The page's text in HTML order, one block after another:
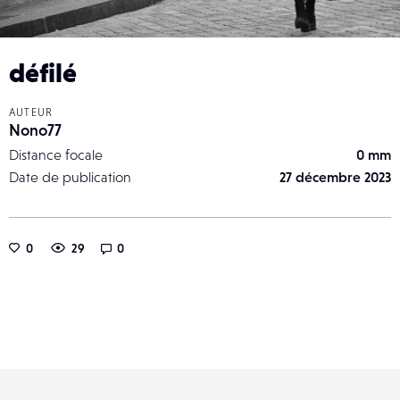
défilé
AUTEUR
Nono77
Distance focale
0 mm
Date de publication
27 décembre 2023
0 29 0